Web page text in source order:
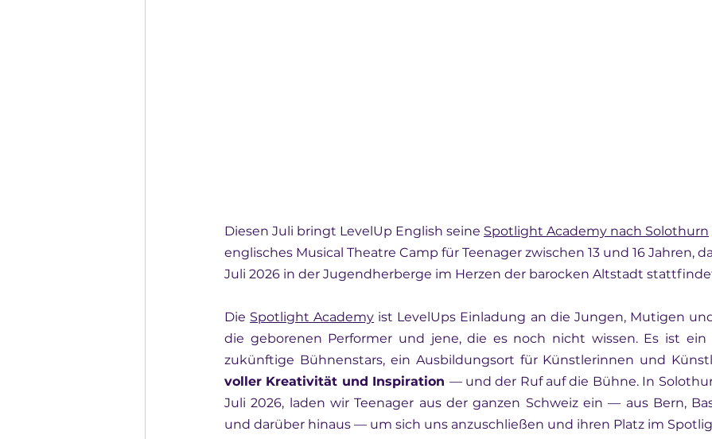
Diesen Juli bringt LevelUp English seine Spotlight Academy nach Solothurn
englisches Musical Theatre Camp für Teenager zwischen 13 und 16 Jahren,
Juli 2026 in der Jugendherberge im Herzen der barocken Altstadt
Die Spotlight Academy ist LevelUps Einladung an die Jungen, Mutigen
die geborenen Performer und jene, die es noch nicht wissen. Es ist ein
zukünftige Bühnenstars, ein Ausbildungsort für Künstlerinnen und
voller Kreativität und Inspiration — und der Ruf auf die Bühne. In
Juli 2026, laden wir Teenager aus der ganzen Schweiz ein — aus Bern,
und darüber hinaus — um sich uns anzuschließen und ihren Platz im